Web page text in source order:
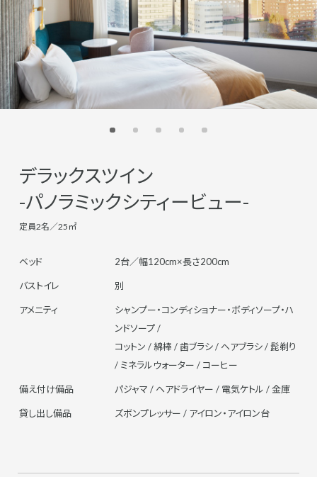
デラックスツイン
-パノラミックシティービュー-
定員2名／25㎡
ベッド 2台／幅120cm×長さ200cm
バストイレ 別
アメニティ
シャンプー・コンディショナー・ボディソープ・ハ
ンドソープ /
コットン / 綿棒 / 歯ブラシ / ヘアブラシ / 髭剃り
/ ミネラルウォーター / コーヒー
備え付け備品 パジャマ / ヘアドライヤー / 電気ケトル / 金庫
貸し出し備品 ズボンプレッサー / アイロン・アイロン台